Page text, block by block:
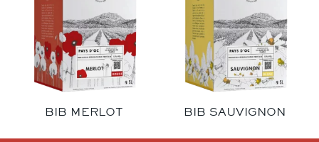
BIB MERLOT BIB SAUVIGNON